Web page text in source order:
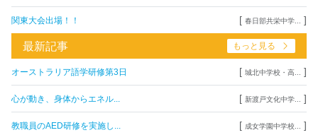
関東大会出場！！ [ 春日部共栄中学... ]
最新記事 もっと見る
オーストラリア語学研修第3日 [ 城北中学校・高... ]
心が動き、身体からエネル... [ 新渡戸文化中学... ]
教職員のAED研修を実施し... [ 成女学園中学校... ]